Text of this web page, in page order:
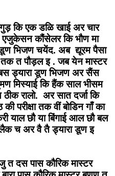
एक डळि खाई अर चार
एजुकेसन कौंसेलर कि भौण मा
डूण भिजण चयेंद. अब द्यूरम पैसा
त पौड़ल इ . जब येन मास्टर
ड्यारा डूण भिजण अर सैंस
मिस्याई कि हैंक साल भीसम
रालो. अर सात दर्जा कि
परीक्षा तक वीं बोडिन गाँ का
याल छौ या बिंगाई आल छौ बल
च अर वै तै ड्यारा डूण इ
त दस पास कौरिक मास्टर